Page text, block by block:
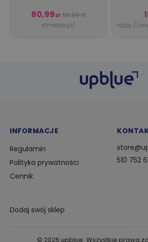
80,99zł 89,99 zł
sfmeble.pl/ https://
INFORMACJE
Regulamin
Polityka prywatności
Cennik
510 752
Dodaj swój sklep
© 2026 upblue. Wszystkie prawa